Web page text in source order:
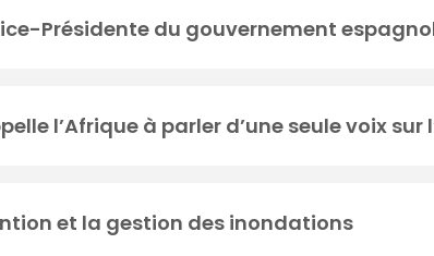
Présidente du gouvernement
l’Afrique à parler d’une seule voix
et la gestion des inondations